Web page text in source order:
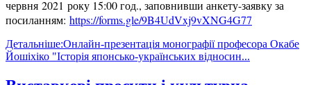
червня 2021 року 15:00 год., заповнивши анкету-заявку за
посиланням: https://forms.gle/9B4UdVxj9vXNG4G77
Детальніше:Онлайн-презентація монографії професора Окабе
Йошіхіко "Історія японсько-українських відносин...